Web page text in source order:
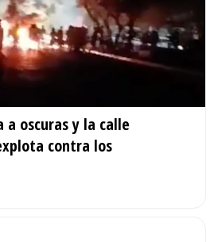
a oscuras y la calle
contra los